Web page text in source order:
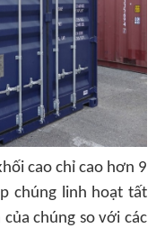
cao chỉ cao hơn 9
chúng linh hoạt tất
chúng so với các